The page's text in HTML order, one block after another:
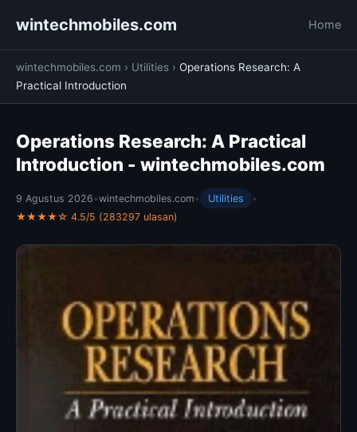
wintechmobiles.com Home
wintechmobiles.com › Utilities › Operations Research: A
Practical Introduction
Operations Research: A Practical
Introduction - wintechmobiles.com
9 Agustus 2026 •wintechmobiles.com • Utilities
•
★★★★☆ 4.5/5 (283297 ulasan)